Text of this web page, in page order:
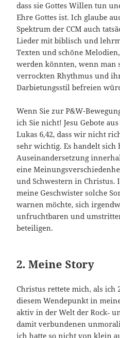
dass sie Gottes Willen tun
Ehre Gottes ist. Ich glaube
Spektrum der CCM auch
Lieder mit biblisch und
Texten und schöne
werden könnten, wenn man
verrockten Rhythmus und
Darbietungsstil befreien
Wenn Sie zur P&W-
ich Sie nicht! Jesu Gebote
Lukas 6,42, dass wir nicht
sehr wichtig. Es handelt sich
Auseinandersetzung
eine
und Schwestern in Christus.
meine Geschwister solche
warnen möchte, sich
unfruchtbaren und
beteiligen.
2. Meine Story
Christus rettete mich, als ich
diesem Wendepunkt in
aktiv in der Welt der Rock‑
damit verbundenen
ich hatte so nicht von klein